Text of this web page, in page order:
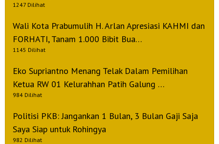
1247 Dilihat
Wali Kota Prabumulih H. Arlan Apresiasi KAHMI dan
FORHATI, Tanam 1.000 Bibit Bua…
1145 Dilihat
Eko Supriantno Menang Telak Dalam Pemilihan
Ketua RW 01 Kelurahhan Patih Galung …
984 Dilihat
Politisi PKB: Jangankan 1 Bulan, 3 Bulan Gaji Saja
Saya Siap untuk Rohingya
982 Dilihat